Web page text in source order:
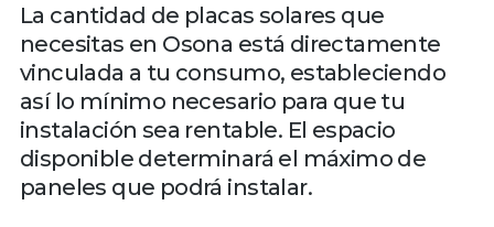
La cantidad de placas solares que
necesitas en Osona está directamente
vinculada a tu consumo, estableciendo
así lo mínimo necesario para que tu
instalación sea rentable. El espacio
disponible determinará el máximo de
paneles que podrá instalar.